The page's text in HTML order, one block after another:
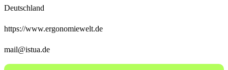
Deutschland
https://www.ergonomiewelt.de
mail@istua.de